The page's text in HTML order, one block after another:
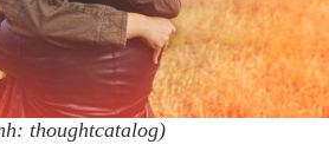
thoughtcatalog)